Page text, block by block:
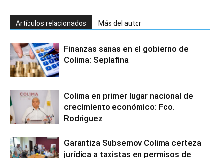
Artículos relacionados Más del autor
Finanzas sanas en el gobierno de
Colima: Seplafina
Colima en primer lugar nacional de
crecimiento económico: Fco.
Rodriguez
Garantiza Subsemov Colima certeza
jurídica a taxistas en permisos de